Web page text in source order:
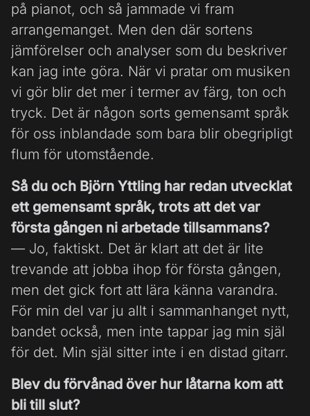
på pianot, och så jammade vi fram
arrangemanget. Men den där sortens
jämförelser och analyser som du beskriver
kan jag inte göra. När vi pratar om musiken
vi gör blir det mer i termer av färg, ton och
tryck. Det är någon sorts gemensamt språk
för oss inblandade som bara blir obegripligt
flum för utomstående.
Så du och Björn Yttling har redan utvecklat
ett gemensamt språk, trots att det var
första gången ni arbetade tillsammans?
— Jo, faktiskt. Det är klart att det är lite
trevande att jobba ihop för första gången,
men det gick fort att lära känna varandra.
För min del var ju allt i sammanhanget nytt,
bandet också, men inte tappar jag min själ
för det. Min själ sitter inte i en distad gitarr.
Blev du förvånad över hur låtarna kom att
bli till slut?